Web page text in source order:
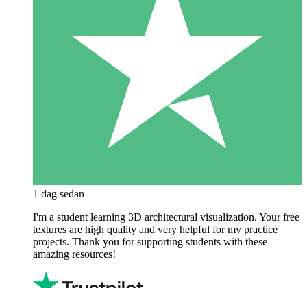
1 dag sedan
I'm a student learning 3D architectural visualization. Your free
textures are high quality and very helpful for my practice
projects. Thank you for supporting students with these
amazing resources!